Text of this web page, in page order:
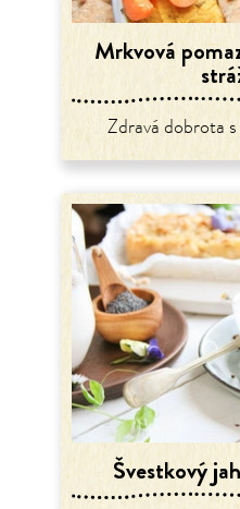
Mrkvová
Zdravá dobrota
Švestkový